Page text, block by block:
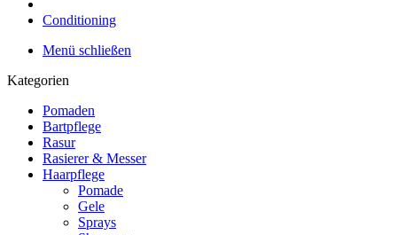
Conditioning
Menü schließen
Kategorien
Pomaden
Bartpflege
Rasur
Rasierer & Messer
Haarpflege
Pomade
Gele
Sprays